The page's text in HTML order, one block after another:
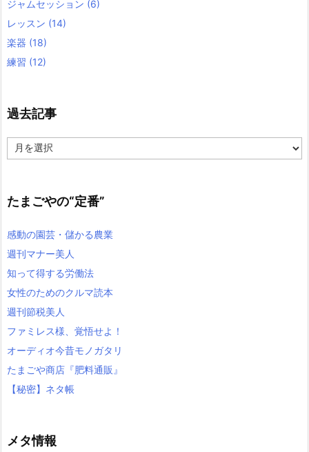
ジャムセッション (6)
レッスン (14)
楽器 (18)
練習 (12)
過去記事
去
たまごやの“定番”
感動の園芸・儲かる農業
週刊マナー美人
知って得する労働法
女性のためのクルマ読本
週刊節税美人
ファミレス様、覚悟せよ！
オーディオ今昔モノガタリ
たまごや商店『肥料通販』
【秘密】ネタ帳
メタ情報